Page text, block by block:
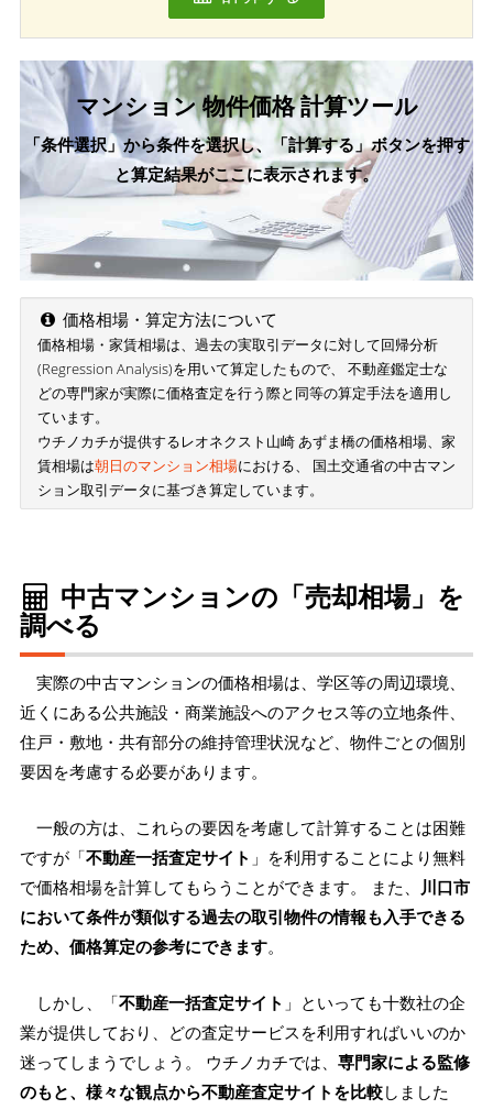
マンション 物件価格 計算ツール
「条件選択」から条件を選択し、「計算する」ボタンを押す
と算定結果がここに表示されます。
価格相場・算定方法について
価格相場・家賃相場は、過去の実取引データに対して回帰分析
(Regression Analysis)を用いて算定したもので、 不動産鑑定士な
どの専門家が実際に価格査定を行う際と同等の算定手法を適用し
ています。
ウチノカチが提供するレオネクスト山崎 あずま橋の価格相場、家
賃相場は朝日のマンション相場における、 国土交通省の中古マン
ション取引データに基づき算定しています。
中古マンションの「売却相場」を
調べる
実際の中古マンションの価格相場は、学区等の周辺環境、
近くにある公共施設・商業施設へのアクセス等の立地条件、
住戸・敷地・共有部分の維持管理状況など、物件ごとの個別
要因を考慮する必要があります。
一般の方は、これらの要因を考慮して計算することは困難
ですが「不動産一括査定サイト 」を利用することにより無料
で価格相場を計算してもらうことができます。 また、 川口市
において条件が類似する過去の取引物件の情報も入手できる
ため、価格算定の参考にできます。
しかし、「不動産一括査定サイト 」といっても十数社の企
業が提供しており、どの査定サービスを利用すればいいのか
迷ってしまうでしょう。 ウチノカチでは、 専門家による監修
のもと、様々な観点から不動産査定サイトを比較しました